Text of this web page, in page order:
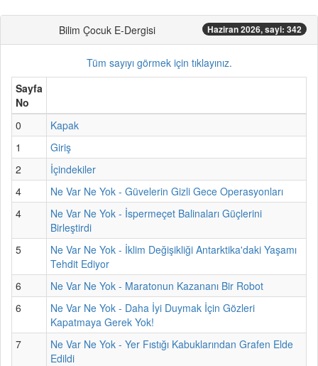
Bilim Çocuk E-Dergisi Haziran 2026, sayi: 342
Tüm sayıyı görmek için tıklayınız.
Sayfa
No
0
Kapak
1
Giriş
2
İçindekiler
4
Ne Var Ne Yok - Güvelerin Gizli Gece Operasyonları
4
Ne Var Ne Yok - İspermeçet Balinaları Güçlerini
Birleştirdi
5
Ne Var Ne Yok - İklim Değişikliği Antarktika'daki Yaşamı
Tehdit Ediyor
6
Ne Var Ne Yok - Maratonun Kazananı Bir Robot
6
Ne Var Ne Yok - Daha İyi Duymak İçin Gözleri
Kapatmaya Gerek Yok!
7
Ne Var Ne Yok - Yer Fıstığı Kabuklarından Grafen Elde
Edildi